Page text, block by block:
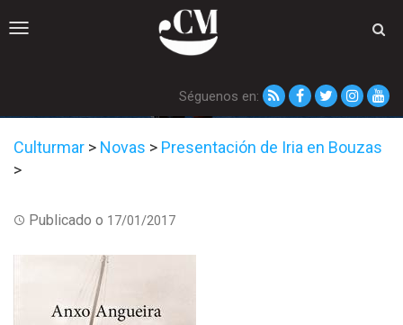
Toggle
Séguenos en:
Culturmar > Novas > Presentación de Iria en Bouzas
>
Publicado o 17/01/2017